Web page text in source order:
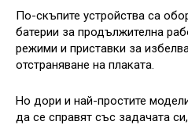
По-скъпите устройства са
батерии за продължителна
режими и приставки за
отстраняване на плаката.
Но дори и най-простите
да се справят със задачата